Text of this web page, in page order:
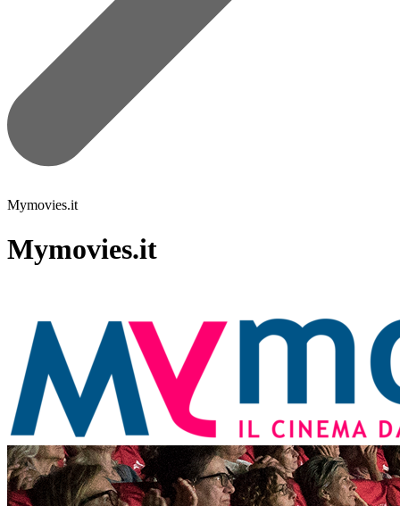
Mymovies.it
Mymovies.it